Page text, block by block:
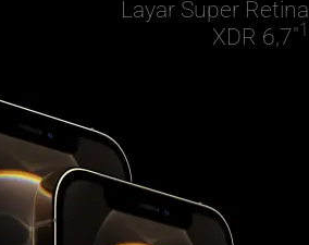
Layar Super Retina
XDR 6,7"1